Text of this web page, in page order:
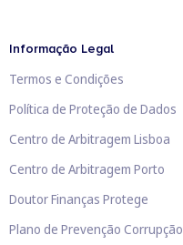
Informação Legal
Termos e Condições
Política de Proteção de Dados
Centro de Arbitragem Lisboa
Centro de Arbitragem Porto
Doutor Finanças Protege
Plano de Prevenção Corrupção